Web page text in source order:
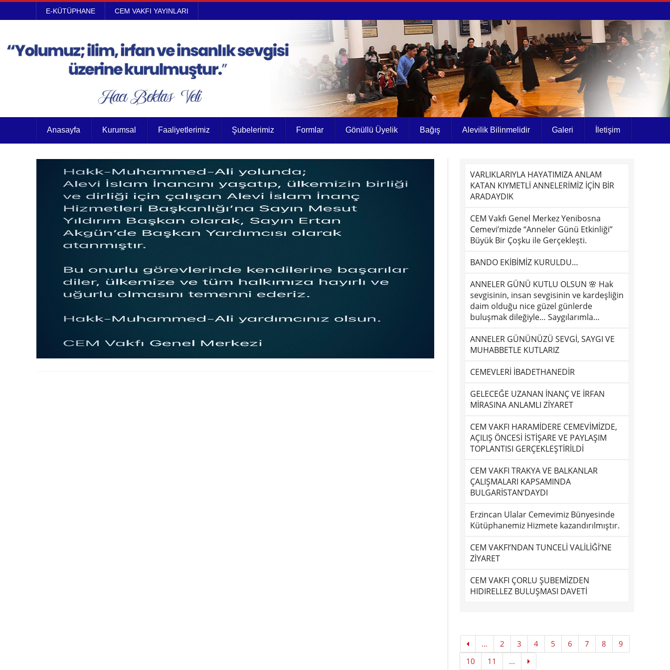
E-KÜTÜPHANE CEM VAKFI YAYINLARI
Anasayfa Kurumsal Faaliyetlerimiz Şubelerimiz Formlar Gönüllü Üyelik Bağış Alevilik Bilinmelidir Galeri İletişim
VARLIKLARIYLA HAYATIMIZA ANLAM
KATAN KIYMETLİ ANNELERİMİZ İÇİN BİR
ARADAYDIK
CEM Vakfı Genel Merkez Yenibosna
Cemevi’mizde “Anneler Günü Etkinliği”
Büyük Bir Çoşku ile Gerçekleşti.
BANDO EKİBİMİZ KURULDU…
ANNELER GÜNÜ KUTLU OLSUN 🌸 Hak
sevgisinin, insan sevgisinin ve kardeşliğin
daim olduğu nice güzel günlerde
buluşmak dileğiyle… Saygılarımla…
ANNELER GÜNÜNÜZÜ SEVGİ, SAYGI VE
MUHABBETLE KUTLARIZ
CEMEVLERİ İBADETHANEDİR
GELECEĞE UZANAN İNANÇ VE İRFAN
MİRASINA ANLAMLI ZİYARET
CEM VAKFI HARAMİDERE CEMEVİMİZDE,
AÇILIŞ ÖNCESİ İSTİŞARE VE PAYLAŞIM
TOPLANTISI GERÇEKLEŞTİRİLDİ
CEM VAKFI TRAKYA VE BALKANLAR
ÇALIŞMALARI KAPSAMINDA
BULGARİSTAN’DAYDI
Erzincan Ulalar Cemevimiz Bünyesinde
Kütüphanemiz Hizmete kazandırılmıştır.
CEM VAKFI’NDAN TUNCELİ VALİLİĞİ’NE
ZİYARET
CEM VAKFI ÇORLU ŞUBEMİZDEN
HIDIRELLEZ BULUŞMASI DAVETİ
... 2 3 4 5 6 7 8
9
10
11 ...